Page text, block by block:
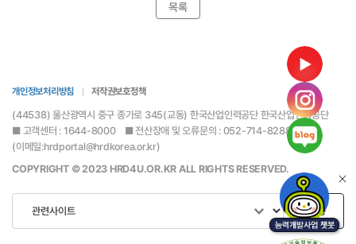
목록
개인정보처리방침 저작권보호정책
(44538) 울산광역시 중구 종가로 345(교동) 한국산업인력공단 한국산업인력공단
■ 고객센터 : 1644-8000 ■ 전산장애 및 오류문의 : 052-714-8288
(이메일:hrdportal@hrdkorea.or.kr)
COPYRIGHT © 2023 HRD4U.OR.KR ALL RIGHTS RESERVED.
이동